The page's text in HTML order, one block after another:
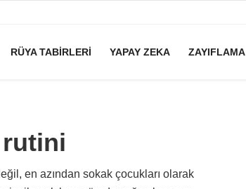
RÜYA TABIRLERI YAPAY ZEKA ZAYIFLAMA
en azından sokak çocukları olarak